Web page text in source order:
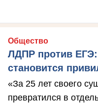
Общество
ЛДПР против ЕГЭ:
становится
«За 25 лет своего
превратился в